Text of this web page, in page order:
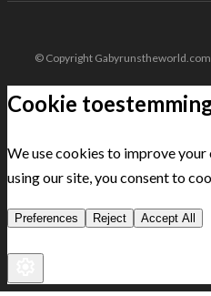
© Copyright Gabyrunstheworld.com